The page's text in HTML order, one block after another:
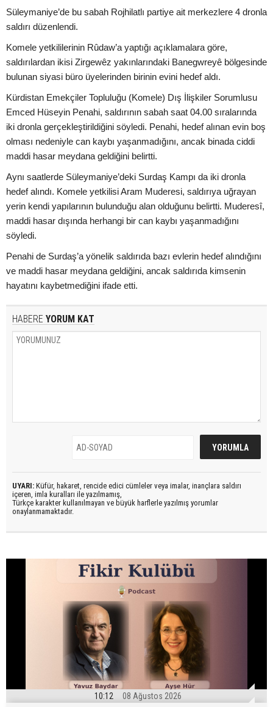
Süleymaniye’de bu sabah Rojhilatlı partiye ait merkezlere 4 dronla
saldırı düzenlendi.
Komele yetkililerinin Rûdaw’a yaptığı açıklamalara göre,
saldırılardan ikisi Zirgewêz yakınlarındaki Banegwreyê bölgesinde
bulunan siyasi büro üyelerinden birinin evini hedef aldı.
Kürdistan Emekçiler Topluluğu (Komele) Dış İlişkiler Sorumlusu
Emced Hüseyin Penahi, saldırının sabah saat 04.00 sıralarında
iki dronla gerçekleştirildiğini söyledi. Penahi, hedef alınan evin boş
olması nedeniyle can kaybı yaşanmadığını, ancak binada ciddi
maddi hasar meydana geldiğini belirtti.
Aynı saatlerde Süleymaniye’deki Surdaş Kampı da iki dronla
hedef alındı. Komele yetkilisi Aram Muderesi, saldırıya uğrayan
yerin kendi yapılarının bulunduğu alan olduğunu belirtti. Muderesî,
maddi hasar dışında herhangi bir can kaybı yaşanmadığını
söyledi.
Penahi de Surdaş’a yönelik saldırıda bazı evlerin hedef alındığını
ve maddi hasar meydana geldiğini, ancak saldırıda kimsenin
hayatını kaybetmediğini ifade etti.
HABERE YORUM KAT
UYARI: Küfür, hakaret, rencide edici cümleler veya imalar, inançlara saldırı
içeren, imla kuralları ile yazılmamış,
Türkçe karakter kullanılmayan ve büyük harflerle yazılmış yorumlar
onaylanmamaktadır.
10:12 08 Ağustos 2026